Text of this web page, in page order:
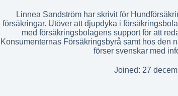
Linnea Sandström har skrivit för
försäkringar. Utöver att djupdyka i
med försäkringsbolagens support för att
Konsumenternas Försäkringsbyrå samt hos den
förser svenskar med
Joined: 27